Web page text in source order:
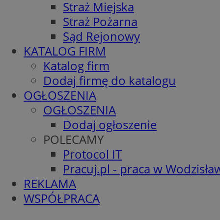
Straż Miejska
Straż Pożarna
Sąd Rejonowy
KATALOG FIRM
Katalog firm
Dodaj firmę do katalogu
OGŁOSZENIA
OGŁOSZENIA
Dodaj ogłoszenie
POLECAMY
Protocol IT
Pracuj.pl - praca w
REKLAMA
WSPÓŁPRACA